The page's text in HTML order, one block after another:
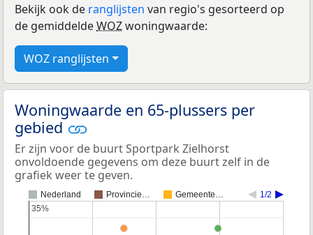
Bekijk ook de ranglijsten van regio's gesorteerd op
de gemiddeldeWOZwoningwaarde:
WOZ ranglijsten
Woningwaarde en 65-plussers per
gebied
Er zijn voor de buurt Sportpark Zielhorst
onvoldoende gegevens om deze buurt zelf in de
grafiek weer te geven.
Nederland Provincie… Gemeente… 1/2
35%
35%